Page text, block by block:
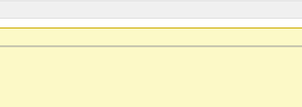
de l’environnement et vous
pédologie, hydrogéologie,